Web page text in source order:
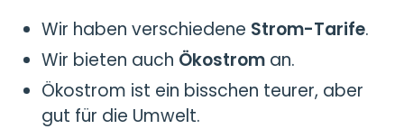
Wir haben verschiedene Strom-Tarife.
Wir bieten auch Ökostrom an.
Ökostrom ist ein bisschen teurer, aber
gut für die Umwelt.